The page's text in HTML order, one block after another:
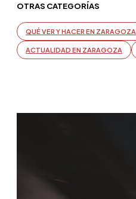
OTRAS CATEGORÍAS
QUÉ VER Y HACER EN ZARAGOZA
ACTUALIDAD EN ZARAGOZA